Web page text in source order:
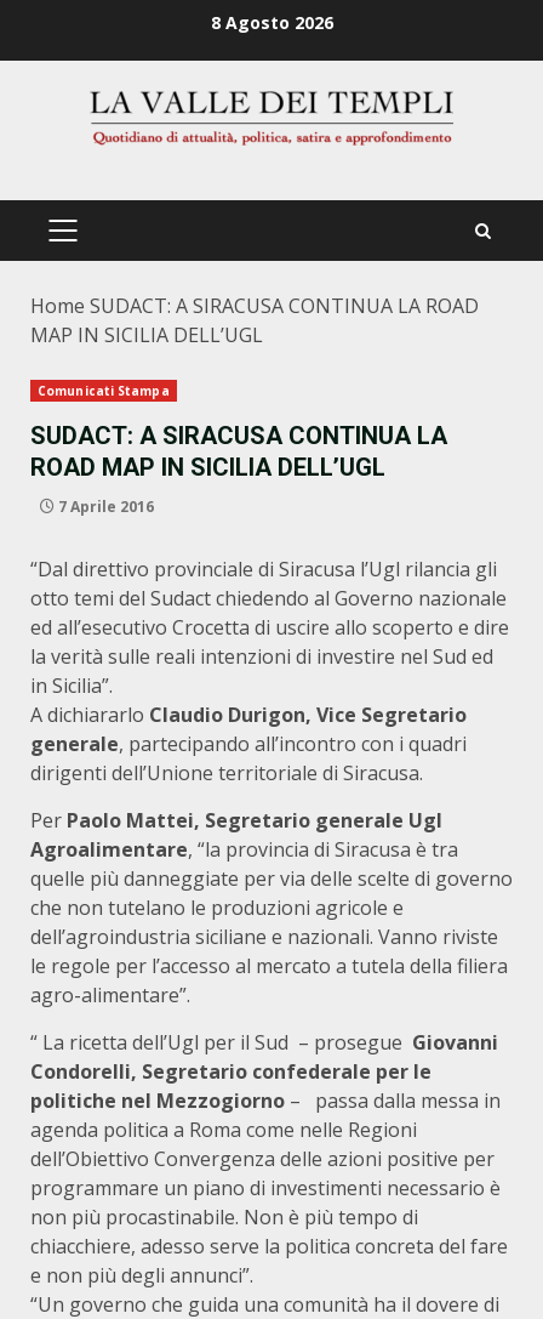
8 Agosto 2026
PRIMÄRES
Home SUDACT: A SIRACUSA CONTINUA LA ROAD
MAP IN SICILIA DELL’UGL
Comunicati Stampa
SUDACT: A SIRACUSA CONTINUA LA
ROAD MAP IN SICILIA DELL’UGL
7 Aprile 2016
“Dal direttivo provinciale di Siracusa l’Ugl rilancia gli
otto temi del Sudact chiedendo al Governo nazionale
ed all’esecutivo Crocetta di uscire allo scoperto e dire
la verità sulle reali intenzioni di investire nel Sud ed
in Sicilia”.
A dichiararlo Claudio Durigon, Vice Segretario
generale, partecipando all’incontro con i quadri
dirigenti dell’Unione territoriale di Siracusa.
Per Paolo Mattei, Segretario generale Ugl
Agroalimentare, “la provincia di Siracusa è tra
quelle più danneggiate per via delle scelte di governo
che non tutelano le produzioni agricole e
dell’agroindustria siciliane e nazionali. Vanno riviste
le regole per l’accesso al mercato a tutela della filiera
agro-alimentare”.
“ La ricetta dell’Ugl per il Sud – prosegue Giovanni
Condorelli, Segretario confederale per le
politiche nel Mezzogiorno – passa dalla messa in
agenda politica a Roma come nelle Regioni
dell’Obiettivo Convergenza delle azioni positive per
programmare un piano di investimenti necessario è
non più procastinabile. Non è più tempo di
chiacchiere, adesso serve la politica concreta del fare
e non più degli annunci”.
“Un governo che guida una comunità ha il dovere di